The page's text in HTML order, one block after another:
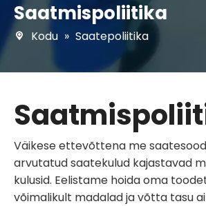
Saatmispoliitika
Kodu » Saatepoliitika
Väikese ettevõttena me
arvutatud saatekulud kajastavad
kulusid. Eelistame hoida oma
võimalikult madalad ja võtta tasu